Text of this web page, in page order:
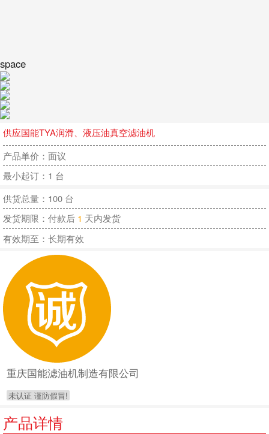
space
供应国能TYA润滑、液压油真空滤油机
产品单价：面议
最小起订：1 台
供货总量：100 台
发货期限：付款后 1 天内发货
有效期至：长期有效
重庆国能滤油机制造有限公司
未认证 谨防假冒!
产品详情